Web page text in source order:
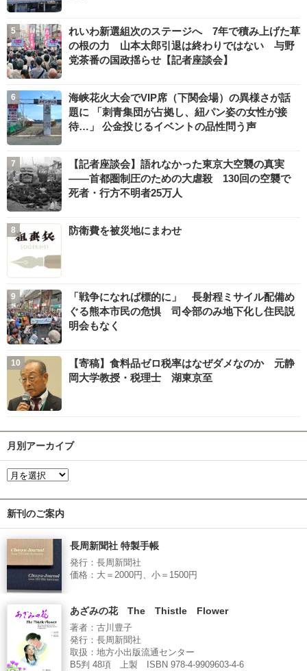
れいわ新選組次のステージへ 7年で積み上げた草
の根の力 山本太郎引退は終わりではない 与野
党茶番の国政揺らせ【記者座談会】
海峡花火大会でVIP席（下関会場）の異様さが話
題に 「刺青集団が占拠し、紐パン姿の女性が接
待…」 公金投じるイベントの品性問う声
【記者座談会】語れなかった東京大空襲の真実
――首都圏制圧のための大虐殺 130回の空襲で
死者・行方不明者25万人
防衛費を被災地にまわせ
「戦争になれば標的に」 長射程ミサイル配備め
ぐる熊本市民の危惧 司令部のみ地下化し住民説
明会もなく
【寄稿】食料品ゼロ税率はなぜダメなのか 元静
岡大学教授・税理士 湖東京至
月別アーカイブ
新刊のご案内
長周新聞社 特製手帳
発行：長周新聞社
価格：大＝2000円、小＝1500円
あざみの花 The Thistle Flower
著者：古川豊子
発行：長周新聞社
取扱：地方小出版流通センター
B5判 48項 上製 ISBN 978-4-9909603-4-6